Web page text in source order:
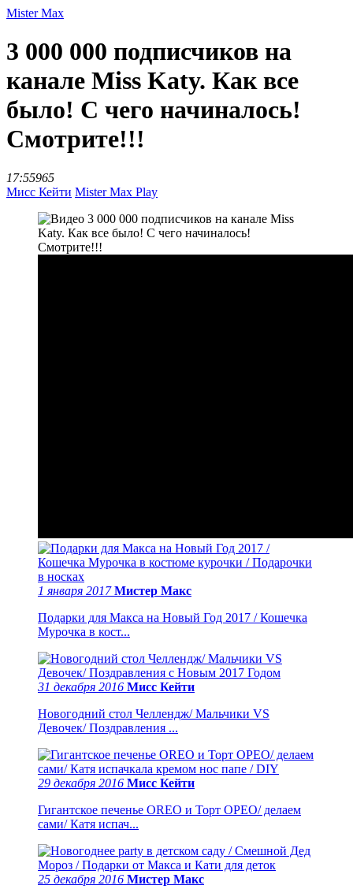
Mister Max
3 000 000 подписчиков на
канале Miss Katy. Как все
было! С чего начиналось!
Смотрите!!!
17:55965
Мисс Кейти Mister Max Play
1 января 2017Мистер Макс
Подарки для Макса на Новый Год 2017 / Кошечка
Мурочка в кост...
31 декабря 2016 Мисс Кейти
Новогодний стол Челлендж/ Мальчики VS
Девочек/ Поздравления ...
29 декабря 2016 Мисс Кейти
Гигантское печенье OREO и Торт ОРЕО/ делаем
сами/ Катя испач...
25 декабря 2016 Мистер Макс